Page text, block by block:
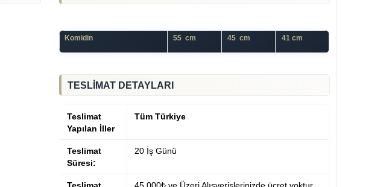
Komidin 55 cm 45 cm 41 cm
TESLİMAT DETAYLARI
Teslimat
Yapılan İller
Tüm Türkiye
Teslimat
Süresi:
20 İş Günü